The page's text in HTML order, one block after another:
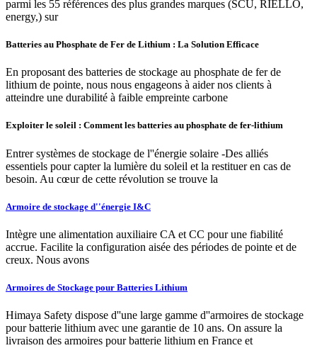
parmi les 55 références des plus grandes marques (SCU, RIELLO,
energy,) sur
Batteries au Phosphate de Fer de Lithium : La Solution Efficace
En proposant des batteries de stockage au phosphate de fer de
lithium de pointe, nous nous engageons à aider nos clients à
atteindre une durabilité à faible empreinte carbone
Exploiter le soleil : Comment les batteries au phosphate de fer-lithium
Entrer systèmes de stockage de l''énergie solaire -Des alliés
essentiels pour capter la lumière du soleil et la restituer en cas de
besoin. Au cœur de cette révolution se trouve la
Armoire de stockage d''énergie I&C
Intègre une alimentation auxiliaire CA et CC pour une fiabilité
accrue. Facilite la configuration aisée des périodes de pointe et de
creux. Nous avons
Armoires de Stockage pour Batteries Lithium
Himaya Safety dispose d''une large gamme d''armoires de stockage
pour batterie lithium avec une garantie de 10 ans. On assure la
livraison des armoires pour batterie lithium en France et